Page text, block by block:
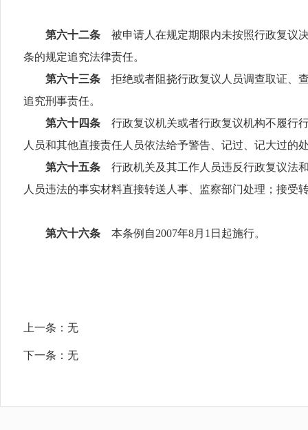
第六十二条 被申请人在规定期限内未按照行政复议
条的规定追究法律责任。
第六十三条 拒绝或者阻挠行政复议人员调查取证、
追究刑事责任。
第六十四条 行政复议机关或者行政复议机构不履行
人员和其他直接责任人员依法给予警告、记过、记大过
第六十五条 行政机关及其工作人员违反行政复议法
人员违法的事实材料直接转送人事、监察部门处理；接
第六十六条 本条例自2007年8月 1 日起施行。
上一条： 无
下一条： 无